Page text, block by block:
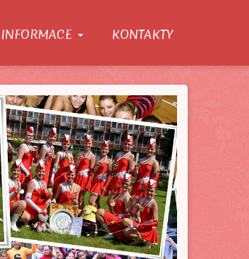
INFORMACE KONTAKTY